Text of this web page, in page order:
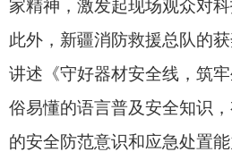
“本次我们带来自治区科普讲解